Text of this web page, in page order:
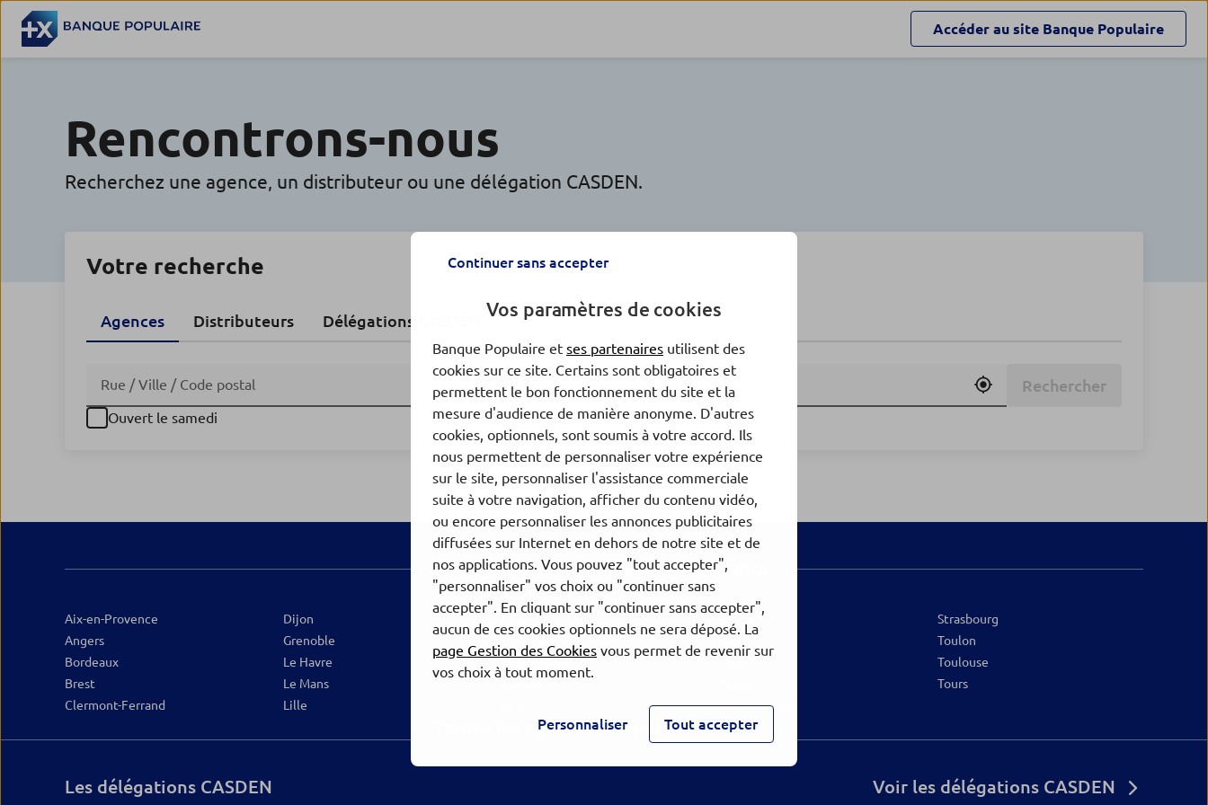
Accéder au site Banque Populaire
Rencontrons-nous
Recherchez une agence, un distributeur ou une délégation CASDEN.
Votre recherche
Agences Distributeurs Délégations CASDEN
Utiliser ma position
Ouvert le samedi
Rechercher
Les agences Banque Populaire en France
Aix-en-Provence
Angers
Bordeaux
Brest
Clermont-Ferrand
Dijon
Grenoble
Le Havre
Le Mans
Lille
Montpellier
Nîmes
Saint-Étienne
Strasbourg
Toulon
Toulouse
Tours
Toutes les agences Banque Populaire
Les délégations CASDEN Voir les délégations CASDEN
Continuer sans accepter
Vos paramètres de cookies
Banque Populaire et ses partenaires utilisent des
cookies sur ce site. Certains sont obligatoires et
permettent le bon fonctionnement du site et la
mesure d'audience de manière anonyme. D'autres
cookies, optionnels, sont soumis à votre accord. Ils
nous permettent de personnaliser votre expérience
sur le site, personnaliser l'assistance commerciale
suite à votre navigation, afficher du contenu vidéo,
ou encore personnaliser les annonces publicitaires
diffusées sur Internet en dehors de notre site et de
nos applications. Vous pouvez "tout accepter",
"personnaliser" vos choix ou "continuer sans
accepter". En cliquant sur "continuer sans accepter",
aucun de ces cookies optionnels ne sera déposé. La
page Gestion des Cookies vous permet de revenir sur
vos choix à tout moment.
Personnaliser Tout accepter